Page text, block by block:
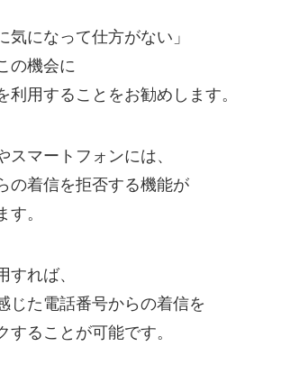
気になって仕方がない」
の機会に
利用することをお勧めします。
スマートフォンには、
の着信を拒否する機能が
す。
すれば、
じた電話番号からの着信を
することが可能です。